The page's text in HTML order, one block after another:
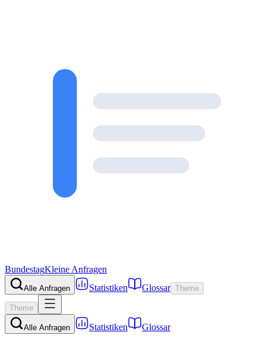
BundestagKleine Anfragen
Alle Anfragen Statistiken Glossar Theme
Theme
Alle Anfragen Statistiken Glossar